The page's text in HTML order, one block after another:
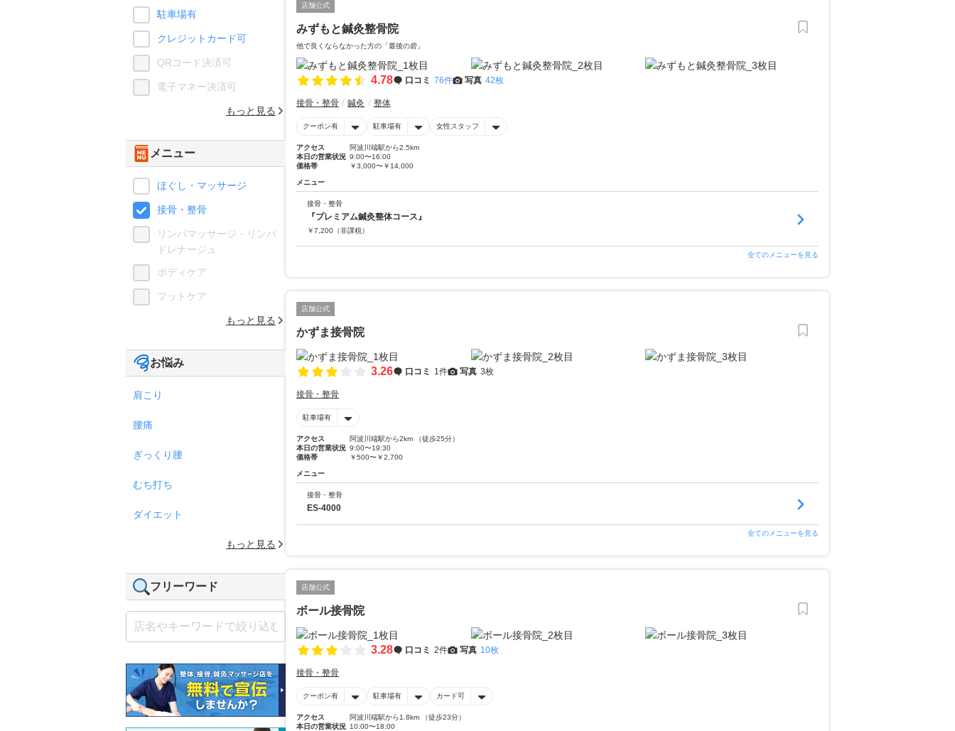
店舗公式
みずもと鍼灸整骨院
他で良くならなかった方の「最後の砦」
4.78 口コミ 76件 写真 42枚
接骨・整骨 鍼灸 整体
クーポン有 駐車場有 女性スタッフ
アクセス
阿波川端駅から2.5km
本日の営業状況 9:00〜16:00
価格帯
￥3,000〜￥14,000
メニュー
接骨・整骨
『プレミアム鍼灸整体コース』
￥7,200 （非課税）
全てのメニューを見る
店舗公式
かずま接骨院
3.26 口コミ 1件 写真 3枚
接骨・整骨
駐車場有
アクセス
阿波川端駅から2km （徒歩25分）
本日の営業状況 9:00〜19:30
価格帯
￥500〜￥2,700
メニュー
接骨・整骨
ES-4000
全てのメニューを見る
店舗公式
ボール接骨院
3.28 口コミ 2件 写真 10枚
接骨・整骨
クーポン有 駐車場有 カード可
アクセス
阿波川端駅から1.8km （徒歩23分）
本日の営業状況 10:00〜18:00
駐車場有
クレジットカード可
QRコード決済可
電子マネー決済可
もっと見る
メニュー
ほぐし・マッサージ
接骨・整骨
リンパマッサージ・リンパ
ドレナージュ
ボディケア
フットケア
もっと見る
お悩み
肩こり
腰痛
ぎっくり腰
むち打ち
ダイエット
もっと見る
フリーワード